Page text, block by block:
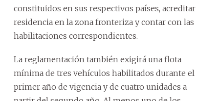
constituidos en sus respectivos países, acreditar
residencia en la zona fronteriza y contar con las
habilitaciones correspondientes.
La reglamentación también exigirá una flota
mínima de tres vehículos habilitados durante el
primer año de vigencia y de cuatro unidades a